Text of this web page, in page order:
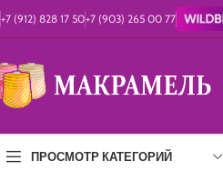
+7 (912) 828 17 50+7 (903) 265 00 77
ПРОСМОТР КАТЕГОРИЙ